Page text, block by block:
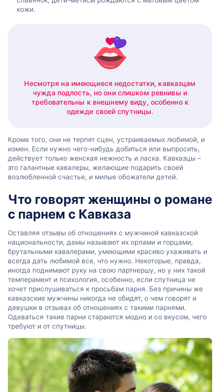
кожи.
Несмотря на имеющиеся недостатки, кавказцам
чужда подлость, но они слишком ревнивы и
требовательны к внешнему виду, особенно к
одежде своей спутницы.
Кроме того, они не терпят сцен, устраиваемых любимой, и
измен. Если нужно чего-нибудь добиться или выпросить,
действует только женская нежность и ласка. Кавказцы –
это галантные кавалеры, желающие подарить своей
возлюбленной счастье, и милые обожатели детей.
Что говорят женщины о романе
с парнем с Кавказа
Оставляя отзывы об отношениях с мужчиной кавказской
национальности, дамы называют их орлами и горцами,
брутальными кавалерами, умеющими красиво ухаживать и
всегда дать любимой все, что нужно. Некоторые, правда,
иногда поднимают руку на свою партнершу, но у них такой
темперамент и психология, особенно, если спутница не
хочет прислушиваться к просьбам парня. Без причины же
кавказские мужчины никогда не обидят, о чем говорят и
девушки в отзывах об отношениях с такими парнями.
Одеваться такие парни стараются модно и со вкусом, чего
требуют и от спутницы.